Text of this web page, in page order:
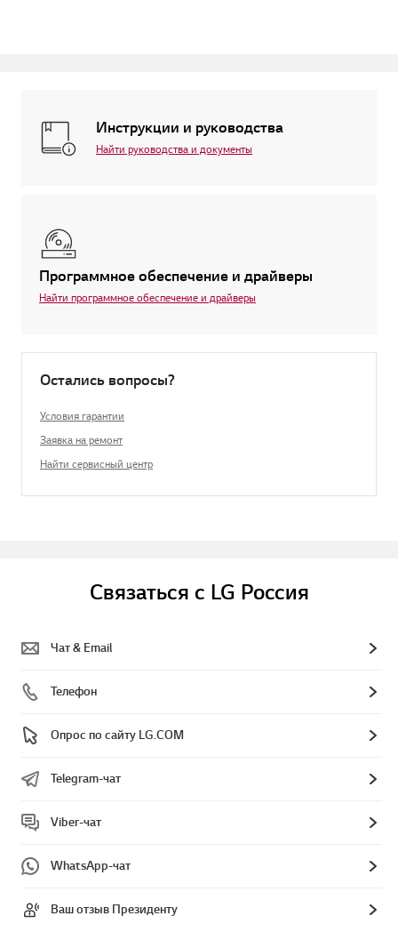
Инструкции и руководства
Найти руководства и документы
Программное обеспечение и драйверы
Найти программное обеспечение и драйверы
Остались вопросы?
Условия гарантии
Заявка на ремонт
Найти сервисный центр
Связаться с LG Россия
Чат & Email
Телефон
Опрос по сайту LG.COM
Telegram-чат
Viber-чат
WhatsApp-чат
Ваш отзыв Президенту